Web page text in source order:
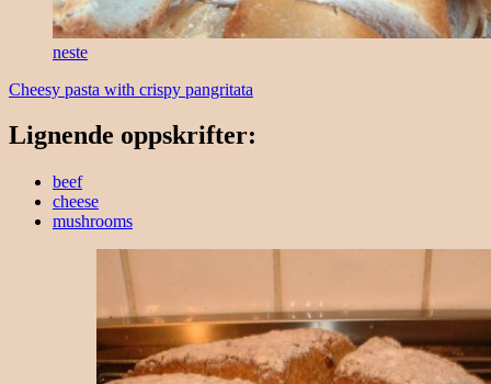
neste
Cheesy pasta with crispy pangritata
Lignende oppskrifter:
beef
cheese
mushrooms